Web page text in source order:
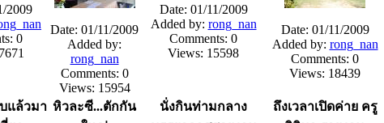
2009
0
Date: 01/11/2009
Added by:
rong_nan
Comments: 0
Views: 15954
Date: 01/11/2009
Added by: rong_nan
Comments: 0
Views: 15598
Date: 01/11/2009
Added by: rong_nan
Comments: 0
Views: 18439
บแล้วมา หิวละซี...ตักกัน
นั่งกินท่ามกลาง
ถึงเวลาเปิดค่าย ครู